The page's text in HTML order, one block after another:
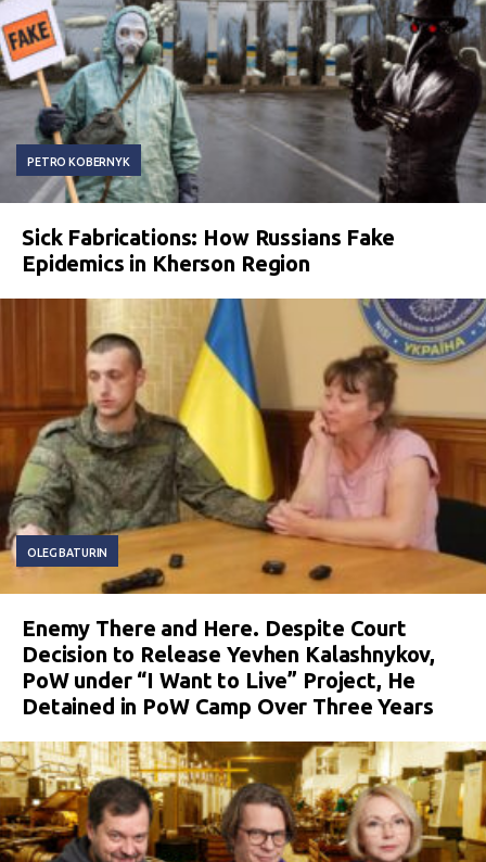
PETRO KOBERNYK
Sick Fabrications: How Russians Fake
Epidemics in Kherson Region
OLEG BATURIN
Enemy There and Here. Despite Court
Decision to Release Yevhen Kalashnykov,
PoW under “I Want to Live” Project, He
Detained in PoW Camp Over Three Years